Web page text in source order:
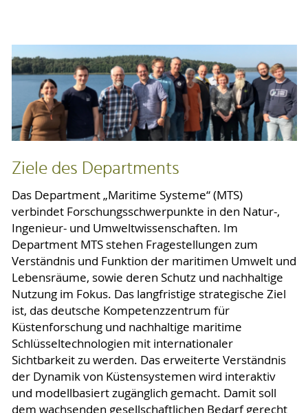
Ziele des Departments
Das Department „Maritime Systeme“ (MTS)
verbindet Forschungsschwerpunkte in den Natur-,
Ingenieur- und Umweltwissenschaften. Im
Department MTS stehen Fragestellungen zum
Verständnis und Funktion der maritimen Umwelt und
Lebensräume, sowie deren Schutz und nachhaltige
Nutzung im Fokus. Das langfristige strategische Ziel
ist, das deutsche Kompetenzzentrum für
Küstenforschung und nachhaltige maritime
Schlüsseltechnologien mit internationaler
Sichtbarkeit zu werden. Das erweiterte Verständnis
der Dynamik von Küstensystemen wird interaktiv
und modellbasiert zugänglich gemacht. Damit soll
dem wachsenden gesellschaftlichen Bedarf gerecht